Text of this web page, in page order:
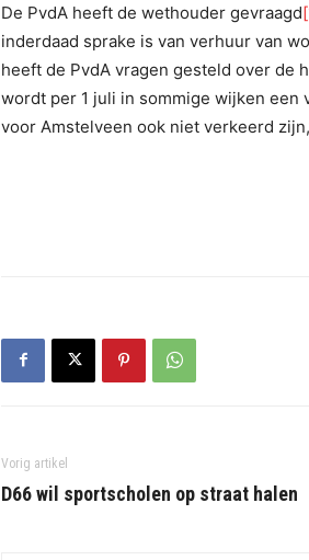
De PvdA heeft de wethouder gevraagd
inderdaad sprake is van verhuur van
heeft de PvdA vragen gesteld over de
wordt per 1 juli in sommige wijken een
voor Amstelveen ook niet verkeerd
Vorig artikel
D66 wil sportscholen op straat halen